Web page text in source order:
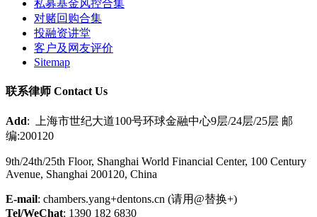
私募基金风控合集
对赌回购合集
投融资讲堂
客户及网友评价
Sitemap
联系律师 Contact Us
Add: 上海市世纪大道100号环球金融中心9层/24层/25层 邮
编:200120
9th/24th/25th Floor, Shanghai World Financial Center, 100 Century
Avenue, Shanghai 200120, China
E-mail: chambers.yang+dentons.cn (请用@替换+)
Tel/WeChat: 1390 182 6830